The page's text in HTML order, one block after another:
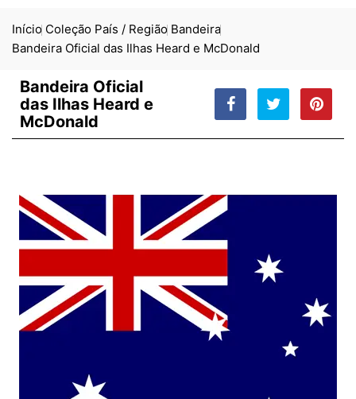
Início Coleção País / Região Bandeira
Bandeira Oficial das Ilhas Heard e McDonald
Bandeira Oficial
das Ilhas Heard e
McDonald